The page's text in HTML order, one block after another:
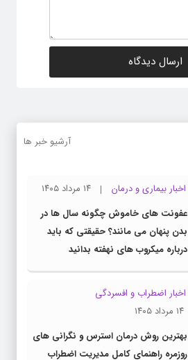
آرشیو خبر ها
اخبار بیماری و درمان
۱۴ مرداد ۱۴۰۵
عفونت های خاموش چگونه سال ها در
بدن پنهان می مانند؟ حقیقتی که باید
درباره میکروب های نهفته بدانید
اخبار اضطراب و افسردگی
۱۴ مرداد ۱۴۰۵
بهترین روش درمان استرس و نگرانی های
روزمره راهنمای کامل مدیریت اضطراب